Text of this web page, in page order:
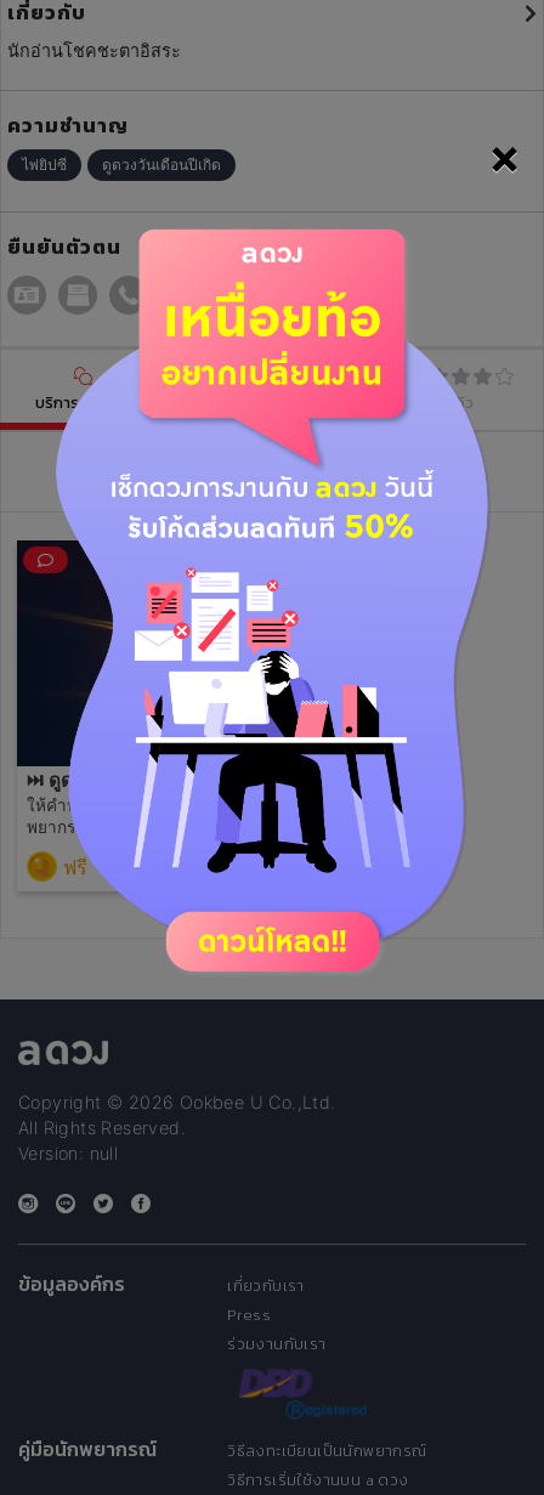
×
เกี่ยวกับ
นักอ่านโชคชะตาอิสระ
ความชำนาญ
ไพ่ยิปซี ดูดวงวันเดือนปีเกิด
ยืนยันตัวตน
บริการฝากดวง รีวิว
วิดีโอไลฟ์ย้อนหลัง
⏭️ ดูดวงไพ่ยิปซี​ ⬅️
ให้คำปรึกษา​เรื่องทั่วไป​ รับ
พยากรณ์โดยใช้ศาสตร์ไพ่ยิปซี​
⏭️ ไพ่ยิปซี​ ⬅️ ให้ลูกค้าตั้งจิตให้
เป็นสมาธิ​ บอกชื่อ​ อายุถาม
คำถาม​ โดยเลือกเลข​ 1-78​ มา​
ฟรี (29)
Copyright © 2026 Ookbee U Co.,Ltd.
All Rights Reserved.
Version: null
ข้อมูลองค์กร
เกี่ยวกับเรา
Press
ร่วมงานกับเรา
คู่มือนักพยากรณ์
วิธีลงทะเบียนเป็นนักพยากรณ์
วิธีการเริ่มใช้งานบน a ดวง